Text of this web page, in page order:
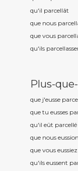
qu'il parcellât
que nous parcell
que vous parcell
qu'ils parcell
Plus-
que j'eusse
que tu eusses
qu'il eût parcellé
que nous
que vous
qu'ils eussent